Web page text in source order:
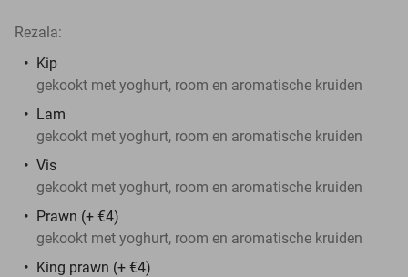
Rezala:
Kip
gekookt met yoghurt, room en aromatische kruiden
Lam
gekookt met yoghurt, room en aromatische kruiden
Vis
gekookt met yoghurt, room en aromatische kruiden
Prawn (+ €4)
gekookt met yoghurt, room en aromatische kruiden
King prawn (+ €4)